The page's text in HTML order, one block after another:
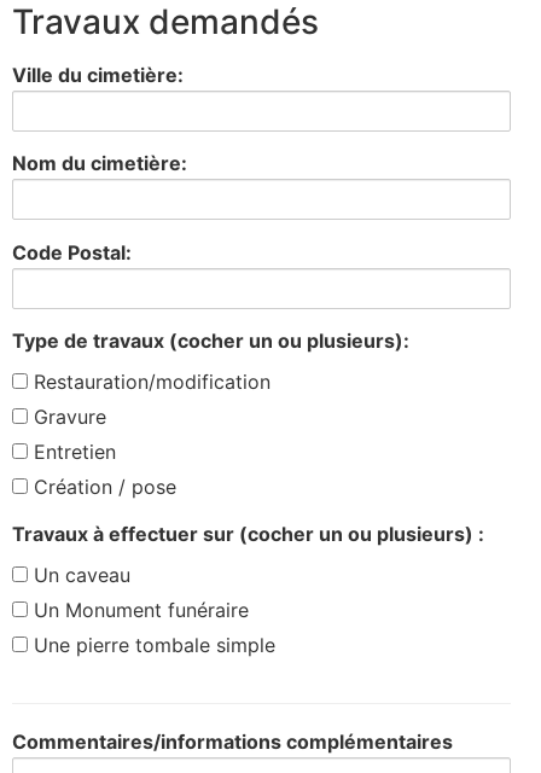
Travaux demandés
Ville du cimetière:
Nom du cimetière:
Code Postal:
Type de travaux (cocher un ou plusieurs):
Restauration/modification
Gravure
Entretien
Création / pose
Travaux à effectuer sur (cocher un ou plusieurs) :
Un caveau
Un Monument funéraire
Une pierre tombale simple
Commentaires/informations complémentaires